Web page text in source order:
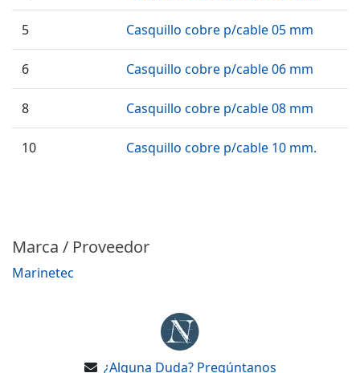
5 Casquillo cobre p/cable 05 mm
6 Casquillo cobre p/cable 06 mm
8 Casquillo cobre p/cable 08 mm
10 Casquillo cobre p/cable 10 mm.
Marca / Proveedor
Marinetec
¿Alguna Duda? Pregúntanos